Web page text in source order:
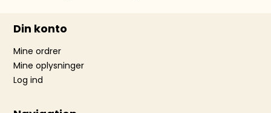
Din konto
Mine ordrer
Mine oplysninger
Log ind